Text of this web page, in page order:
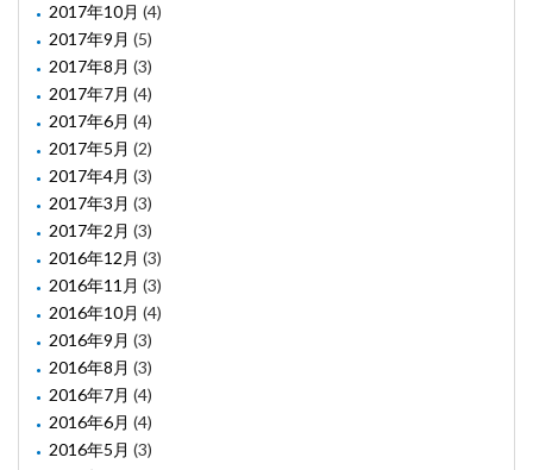
2017年10月 (4)
2017年9月 (5)
2017年8月 (3)
2017年7月 (4)
2017年6月 (4)
2017年5月 (2)
2017年4月 (3)
2017年3月 (3)
2017年2月 (3)
2016年12月 (3)
2016年11月 (3)
2016年10月 (4)
2016年9月 (3)
2016年8月 (3)
2016年7月 (4)
2016年6月 (4)
2016年5月 (3)